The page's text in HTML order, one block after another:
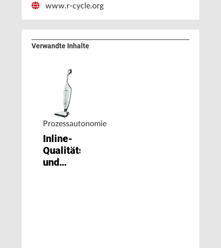
www.r-cycle.org
Verwandte Inhalte
Prozessautonomie
Inline-
Qualitätserfassung
und